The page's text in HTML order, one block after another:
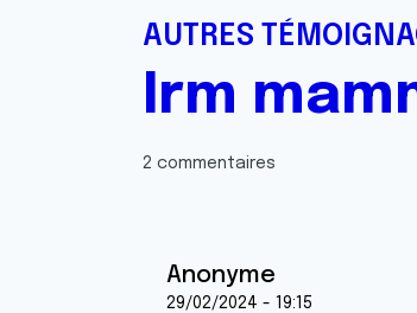
AUTRES
Irm
2 commentaires
Anonyme
29/02/2024 - 19:15